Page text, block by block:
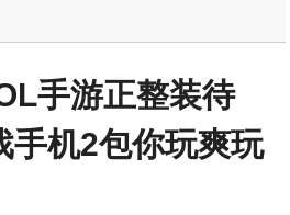
手游正整装待
手机2包你玩爽玩